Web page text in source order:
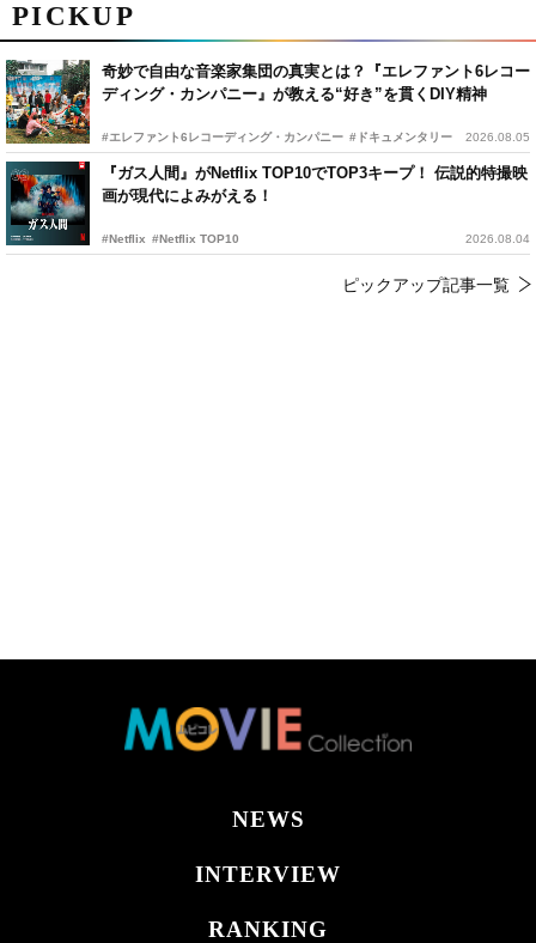
PICKUP
奇妙で自由な音楽家集団の真実とは？『エレファント6レコー
ディング・カンパニー』が教える“好き”を貫くDIY精神
#エレファント6レコーディング・カンパニー #ドキュメンタリー 2026.08.05
『ガス人間』がNetflix TOP10でTOP3キープ！ 伝説的特撮映
画が現代によみがえる！
#Netflix #Netflix TOP10 2026.08.04
ピックアップ記事一覧
NEWS
INTERVIEW
RANKING